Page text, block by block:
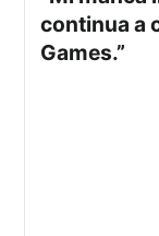
continua a
Games.”